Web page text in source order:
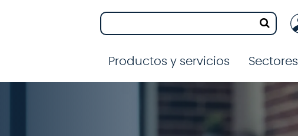
Productos y servicios Sectores